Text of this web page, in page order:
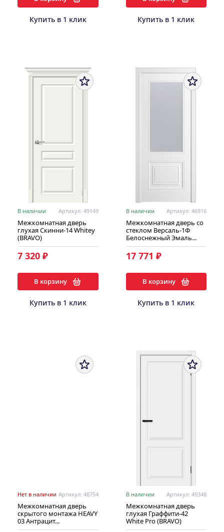
Купить в 1 клик Купить в 1 клик
В наличии Артикул: 49149
Межкомнатная дверь
глухая Скинни-14 Whitey
(BRAVO)
7 320 ₽
В корзину
Купить в 1 клик
В наличии Артикул: 46916
Межкомнатная дверь со
стеклом Версаль-1Ф
Белоснежный Эмаль...
17 771 ₽
В корзину
Купить в 1 клик
Нет в наличии Артикул: 48754
Межкомнатная дверь
скрытого монтажа HEAVY
03 Антрацит...
В наличии Артикул: 49348
Межкомнатная дверь
глухая Граффити-42
White Pro (BRAVO)